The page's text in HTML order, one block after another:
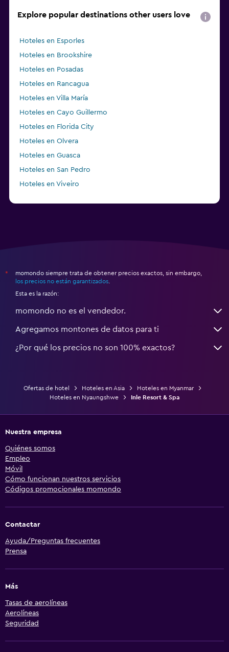
Explore popular destinations other users love
Hoteles en Esporles
Hoteles en Brookshire
Hoteles en Posadas
Hoteles en Rancagua
Hoteles en Villa María
Hoteles en Cayo Guillermo
Hoteles en Florida City
Hoteles en Olvera
Hoteles en Guasca
Hoteles en San Pedro
Hoteles en Viveiro
*
momondo siempre trata de obtener precios exactos, sin embargo,
los precios no están garantizados
Esta es la razón:
momondo no es el vendedor.
Agregamos montones de datos para ti
¿Por qué los precios no son 100% exactos?
Ofertas de hotel Hoteles en Asia
Hoteles en Myanmar
Hoteles en Nyaungshwe
Inle Resort & Spa
Nuestra empresa
Quiénes somos
Empleo
Móvil
Cómo funcionan nuestros servicios
Códigos promocionales momondo
Contactar
Ayuda/Preguntas frecuentes
Prensa
Más
Tasas de aerolíneas
Aerolíneas
Seguridad